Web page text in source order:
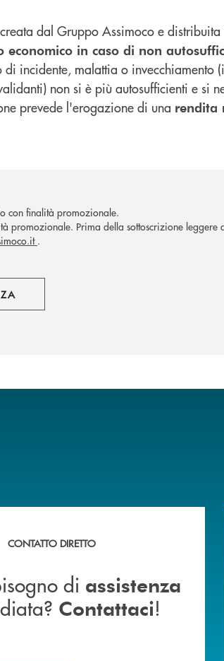
creata dal Gruppo Assimoco e
economico in caso di non
di incidente, malattia o invecchiamento
non si è più autosufficienti e si
prevede l'erogazione di una rendita
con finalità promozionale.
promozionale. Prima della sottoscrizione leggere
.
di assistenza immediata? Contattaci !
CONTATTO DIRETTO
di assistenza
Contattaci!